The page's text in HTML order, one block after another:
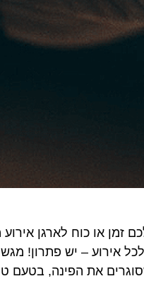
זמן או כוח לארגן
אירוע – יש פתרון!
את הפינה, בטעם